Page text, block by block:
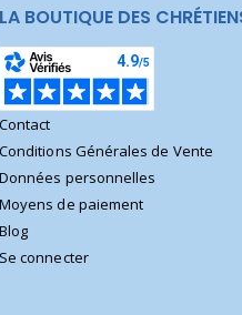
LA BOUTIQUE DES
Contact
Conditions Générales de Vente
Données personnelles
Moyens de paiement
Blog
Se connecter